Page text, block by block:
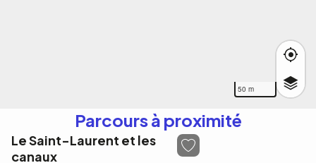
50 m
Parcours à proximité
Le Saint-Laurent et les
canaux